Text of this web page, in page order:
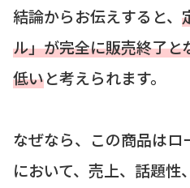
結論からお伝えすると、
ル」が完全に販売終了と
低いと考えられます。
なぜなら、この商品は
において、売上、話題